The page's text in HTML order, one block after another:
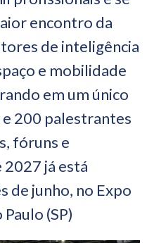
encontro da
de inteligência
e mobilidade
em um único
200 palestrantes
fóruns e
já está
de junho, no Expo
(SP)